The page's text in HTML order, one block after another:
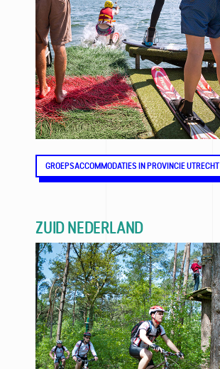
GROEPSACCOMMODATIES IN PROVINCIE UTRECHT
ZUID NEDERLAND